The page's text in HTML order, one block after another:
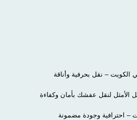
– نقل بحرفية وأناقة
الأمثل لنقل عفشك بأمان وكفاءة
احترافية وجودة مضمونة